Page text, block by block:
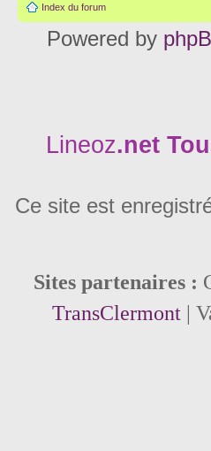
Index du forum
Powered by
Lineoz.net
Ce site est
Sites partenaires :
TransClermont|